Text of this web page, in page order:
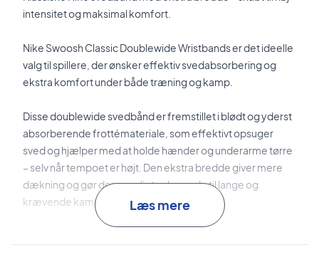
intensitet og maksimal komfort.
Nike Swoosh Classic Doublewide Wristbands er det ideelle
valg til spillere, der ønsker effektiv svedabsorbering og
ekstra komfort under både træning og kamp.
Disse doublewide svedbånd er fremstillet i blødt og yderst
absorberende frottémateriale, som effektivt opsuger
sved og hjælper med at holde hænder og underarme tørre
– selv når tempoet er højt. Den ekstra bredde giver mere
dækning og gør dem særligt velegnede til lange og
krævende kampe.
Læs mere